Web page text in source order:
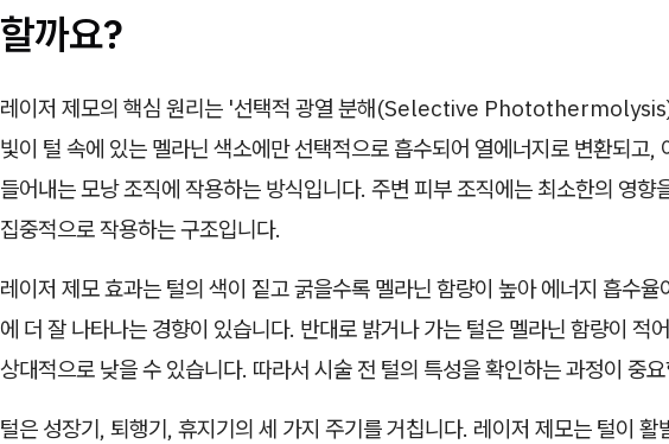
할까요?
레이저 제모의 핵심 원리는 '선택적 광열 분해(Selective
빛이 털 속에 있는 멜라닌 색소에만 선택적으로 흡수되어 열에너지로 변환되고,
들어내는 모낭 조직에 작용하는 방식입니다. 주변 피부 조직에는 최소한의 영향
집중적으로 작용하는 구조입니다.
레이저 제모 효과는 털의 색이 짙고 굵을수록 멜라닌 함량이 높아 에너지 흡수율
에 더 잘 나타나는 경향이 있습니다. 반대로 밝거나 가는 털은 멜라닌 함량이 적
상대적으로 낮을 수 있습니다. 따라서 시술 전 털의 특성을 확인하는 과정이 중
털은 성장기, 퇴행기, 휴지기의 세 가지 주기를 거칩니다. 레이저 제모는 털이 활